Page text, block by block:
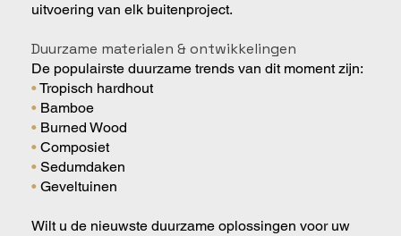
uitvoering van elk buitenproject.
Duurzame materialen & ontwikkelingen
De populairste duurzame trends van dit moment zijn:
•Tropisch hardhout
• Bamboe
• Burned Wood
• Composiet
• Sedumdaken
• Geveltuinen
Wilt u de nieuwste duurzame oplossingen voor uw